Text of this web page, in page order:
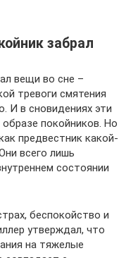
забрал
вещи во сне –
тревоги смятения
И в сновидениях эти
покойников. Но
предвестник какой-
всего лишь
состоянии
беспокойство и
утверждал, что
на тяжелые